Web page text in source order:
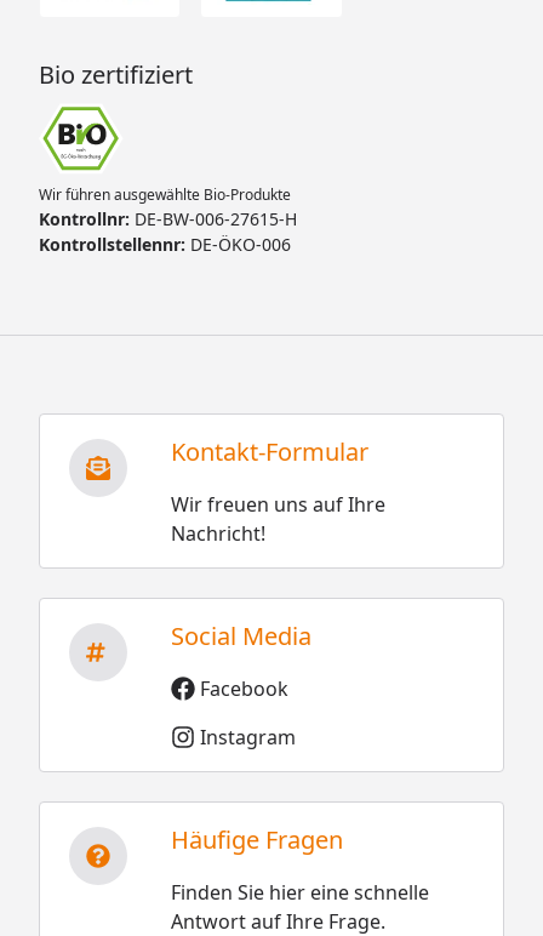
Bio zertifiziert
Wir führen ausgewählte Bio-Produkte
Kontrollnr: DE-BW-006-27615-H
Kontrollstellennr: DE-ÖKO-006
Kontakt-Formular
Wir freuen uns auf Ihre
Nachricht!
Social Media
Facebook
Instagram
Häufige Fragen
Finden Sie hier eine schnelle
Antwort auf Ihre Frage.